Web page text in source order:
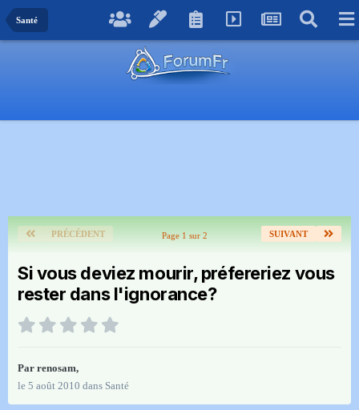
Santé
PRÉCÉDENT SUIVANT
Page 1 sur 2
Si vous deviez mourir, préfereriez vous
rester dans l'ignorance?
Par renosam,
le 5 août 2010 dans Santé